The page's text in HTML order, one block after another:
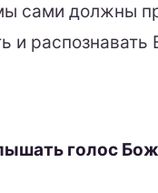
сами должны
и распознавать
голос